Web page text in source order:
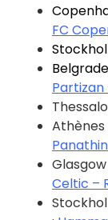
FC
Partizan
Athènes
Celtic –